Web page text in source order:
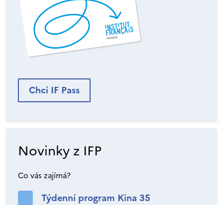
Chci IF Pass
Novinky z IFP
Co vás zajímá?
Týdenní program Kina 35